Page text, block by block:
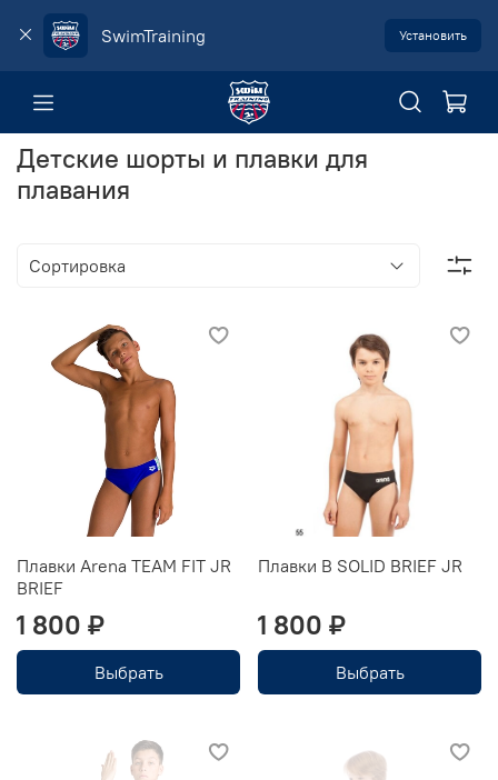
SwimTraining Установить
Детские шорты и плавки для
плавания
Плавки Arena TEAM FIT JR
BRIEF
1 800 ₽
Выбрать
Плавки B SOLID BRIEF JR
1 800 ₽
Выбрать